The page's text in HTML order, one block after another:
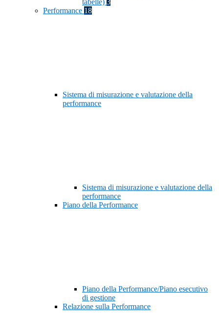
tabelle) 3
Performance 18
Sistema di misurazione e valutazione della
performance
Sistema di misurazione e valutazione della
performance
Piano della Performance
Piano della Performance/Piano esecutivo
di gestione
Relazione sulla Performance